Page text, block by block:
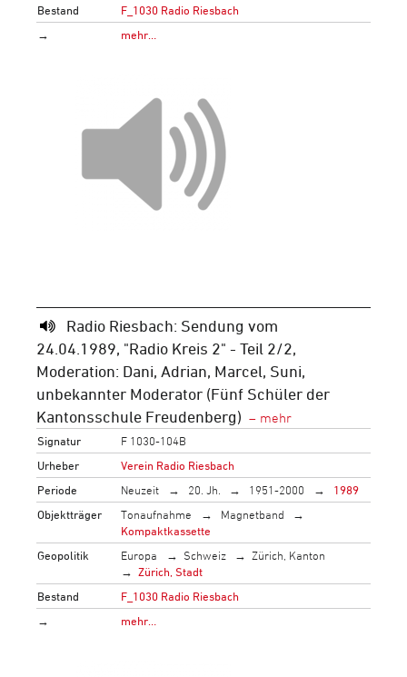
Bestand
F_1030 Radio Riesbach
→
mehr…
Radio Riesbach: Sendung vom
24.04.1989, "Radio Kreis 2" - Teil 2/2,
Moderation: Dani, Adrian, Marcel, Suni,
unbekannter Moderator (Fünf Schüler der
Kantonsschule Freudenberg)
Signatur
F 1030-104B
Urheber
Verein Radio Riesbach
Periode
Neuzeit 20. Jh. 1951-2000
1989
Objektträger
Tonaufnahme
Magnetband
Kompaktkassette
Geopolitik
Europa Schweiz
Zürich, Kanton
Zürich, Stadt
Bestand
F_1030 Radio Riesbach
→
mehr…